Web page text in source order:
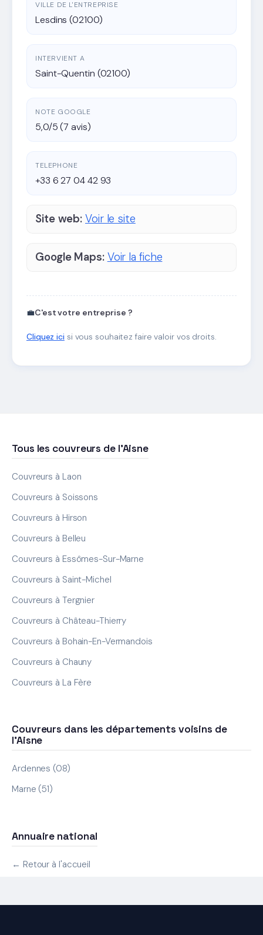
VILLE DE L'ENTREPRISE
Lesdins (02100)
INTERVIENT A
Saint-Quentin (02100)
NOTE GOOGLE
5,0/5 (7 avis)
TELEPHONE
+33 6 27 04 42 93
Site web: Voir le site
Google Maps: Voir la fiche
💼C'est votre entreprise ?
Cliquez icisi vous souhaitez faire valoir vos droits.
Tous les couvreurs de l'Aisne
Couvreurs à Laon
Couvreurs à Soissons
Couvreurs à Hirson
Couvreurs à Belleu
Couvreurs à Essômes-Sur-Marne
Couvreurs à Saint-Michel
Couvreurs à Tergnier
Couvreurs à Château-Thierry
Couvreurs à Bohain-En-Vermandois
Couvreurs à Chauny
Couvreurs à La Fère
Couvreurs dans les départements voisins de
l'Aisne
Ardennes (08)
Marne (51)
Annuaire national
← Retour à l'accueil